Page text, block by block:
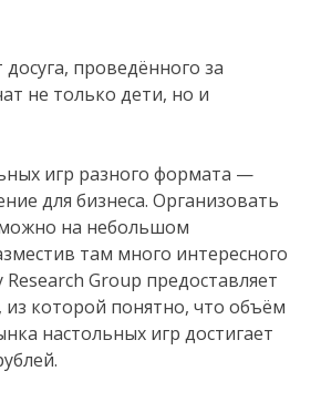
проведённого за
не только дети, но и
игр разного формата —
для бизнеса. Организовать
на небольшом
там много интересного
Research Group предоставляет
из которой понятно, что объём
настольных игр достигает